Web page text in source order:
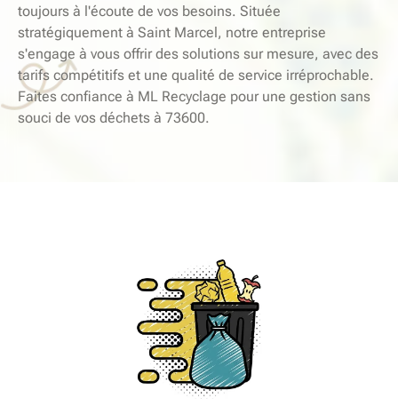
toujours à l'écoute de vos besoins. Située
stratégiquement à Saint Marcel, notre entreprise
s'engage à vous offrir des solutions sur mesure, avec des
tarifs compétitifs et une qualité de service irréprochable.
Faites confiance à ML Recyclage pour une gestion sans
souci de vos déchets à 73600.